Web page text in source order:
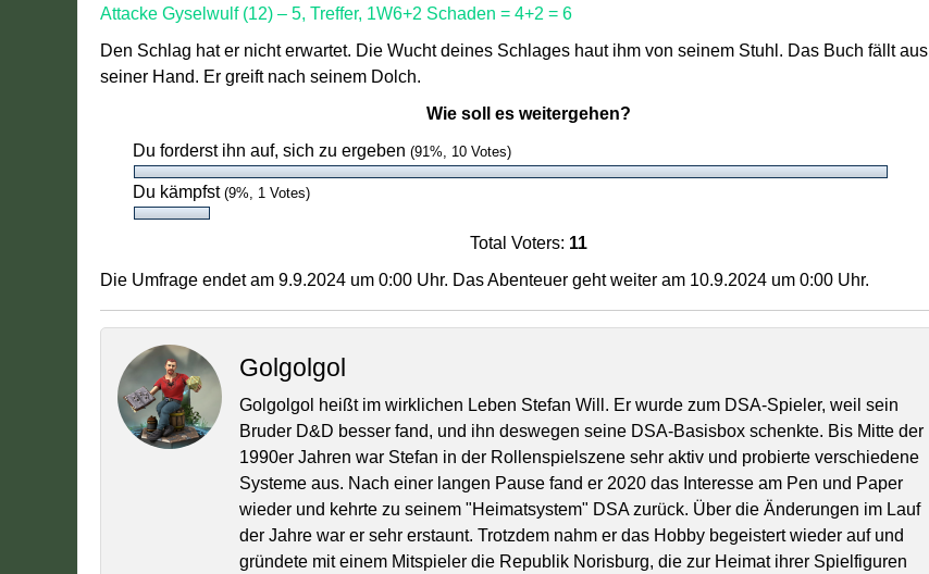
Attacke Gyselwulf (12) – 5, Treffer, 1W6+2 Schaden = 4+2 = 6
Den Schlag hat er nicht erwartet. Die Wucht deines Schlages haut ihm von seinem Stuhl. Das Buch fällt aus
seiner Hand. Er greift nach seinem Dolch.
Wie soll es weitergehen?
Du forderst ihn auf, sich zu ergeben (91%, 10 Votes)
Du kämpfst (9%, 1 Votes)
Total Voters: 11
Die Umfrage endet am 9.9.2024 um 0:00 Uhr. Das Abenteuer geht weiter am 10.9.2024 um 0:00 Uhr.
Golgolgol
Golgolgol heißt im wirklichen Leben Stefan Will. Er wurde zum DSA-Spieler, weil sein
Bruder D&D besser fand, und ihn deswegen seine DSA-Basisbox schenkte. Bis Mitte der
1990er Jahren war Stefan in der Rollenspielszene sehr aktiv und probierte verschiedene
Systeme aus. Nach einer langen Pause fand er 2020 das Interesse am Pen und Paper
wieder und kehrte zu seinem "Heimatsystem" DSA zurück. Über die Änderungen im Lauf
der Jahre war er sehr erstaunt. Trotzdem nahm er das Hobby begeistert wieder auf und
gründete mit einem Mitspieler die Republik Norisburg, die zur Heimat ihrer Spielfiguren